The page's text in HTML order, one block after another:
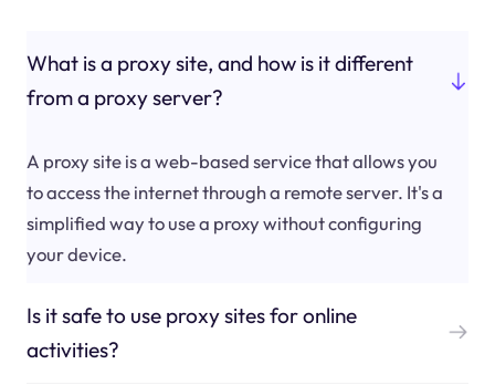
What is a proxy site, and how is it different
from a proxy server?
A proxy site is a web-based service that allows you
to access the internet through a remote server. It's a
simplified way to use a proxy without configuring
your device.
Is it safe to use proxy sites for online
activities?